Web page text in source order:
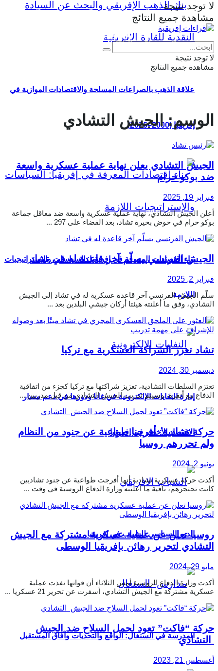
علاقة الذهب بالصراعات المسلحة والاقتصادات الموازية في
إفريقيا (2000–2026)
بناء اقتصادات المعرفة في إفريقيا: السياسات والإستراتيجيات
اللازمة
إدارة النفايات الإلكترونية في غانا ودورها في دعم مسار
الاقتصاد الأخضر في إفريقيا
الدور السياسي للشباب في إفريقيا
المدرسة في السنغال: الواقع والتحديات وآفاق المستقبل
لا توجد نتيجة
مشاهدة جميع النتائج
Eng Fr
لا توجد نتيجة
مشاهدة جميع النتائج
الوسم:الجيش التشادي
الجيش التشادي يعلن نهاية عملية عسكرية واسعة
ضد بوكو حرام
فبراير 19, 2025
أعلن الجيش التشادي، نهاية عملية عسكرية واسعة ضد معاقل جماعة
بوكو حرام في حوض بحيرة تشاد، بعد القضاء على 297 ...
الجيش الفرنسي يسلّم آخر قاعدة له في تشاد
فبراير 2, 2025
سلّم الجيش الفرنسي آخر قاعدة عسكرية له في تشاد إلى الجيش
التشادي، وفق ما أعلنته هيئتا أركان جيشي البلدين بعد ...
تشاد تعزز الشراكة العسكرية مع تركيا
ديسمبر 30, 2024
تعتزم السلطات التشادية، تعزيز شراكتها مع تركيا كجزء من اتفاقية
الدفاع مع أنقرة، وسيتم تدريب الجيش التشادي من قبل مدربين ...
حركة تشادية: أفرجنا طواعية عن جنود من النظام
ولم تحررهم روسيا
يونيو 2, 2024
أكدت حركة عسكرية تشادية أنها أفرجت طواعية عن جنود تشاديين
كانت تحتجزهم، نافية ما أعلنته وزارة الدفاع الروسية في وقت ...
روسيا تعلن عن عملية عسكرية مشتركة مع الجيش
التشادي لتحرير رهائن بإفريقيا الوسطى
مايو 29, 2024
أكدت وزارة الدفاع الروسية أمس الثلاثاء أن قواتها نفذت عملية
عسكرية مشتركة مع الجيش التشادي، أسفرت عن تحرير 21 عسكريا ...
حركة “فاكت” تعود لحمل السلاح ضد الجيش
التشادي
أغسطس 21, 2023